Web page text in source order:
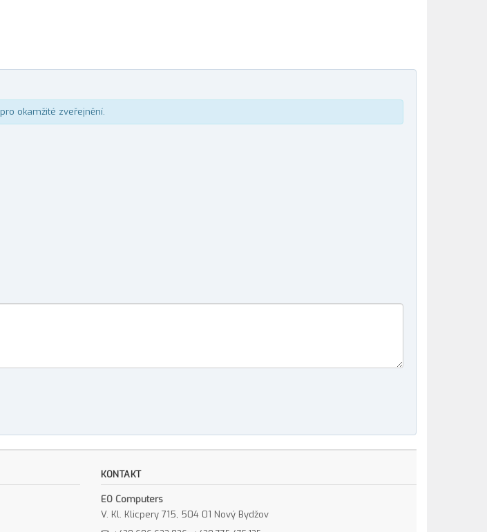
pro okamžité zveřejnění.
KONTAKT
EO Computers
V. Kl. Klicpery 715, 504 01 Nový Bydžov